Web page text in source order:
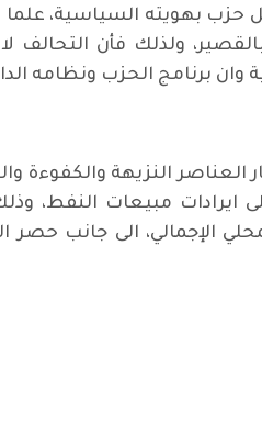
حزب بهويته السياسية،
ولذلك فأن التحالف لا
وان برنامج الحزب ونظامه
العناصر النزيهة والكفوءة
ايرادات مبيعات النفط،
الإجمالي، الى جانب حصر